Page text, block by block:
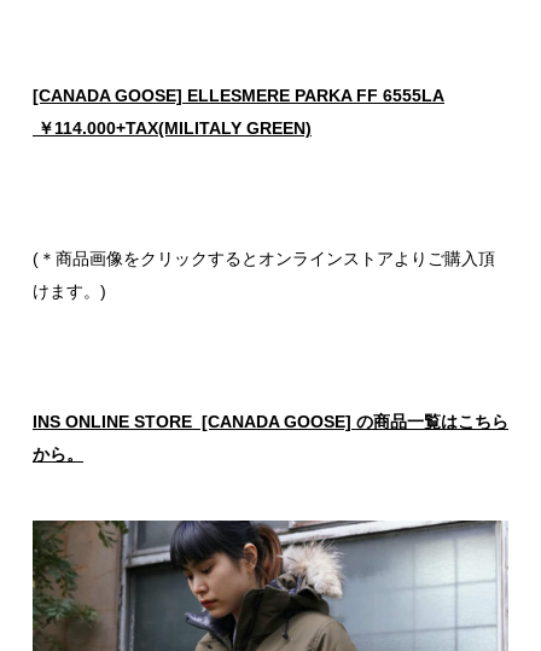
[CANADA GOOSE] ELLESMERE PARKA FF 6555LA
￥114.000+TAX(MILITALY GREEN)
(＊商品画像をクリックするとオンラインストアよりご購入頂
けます。)
INS ONLINE STORE [CANADA GOOSE] の商品一覧はこちら
から。